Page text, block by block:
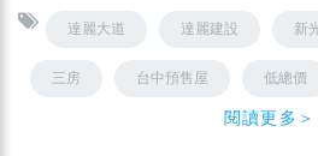
達麗大道 達麗建設 新
三房 台中預售屋 低總價
閱讀更多＞